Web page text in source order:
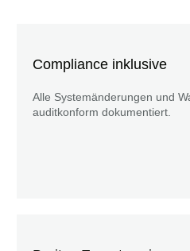
Compliance inklusive
Alle Systemänderungen und
auditkonform dokumentiert.